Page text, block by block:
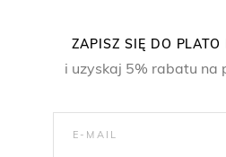
n
:
d
ZAPISZ SIĘ DO PLATO
i uzyskaj 5% rabatu na